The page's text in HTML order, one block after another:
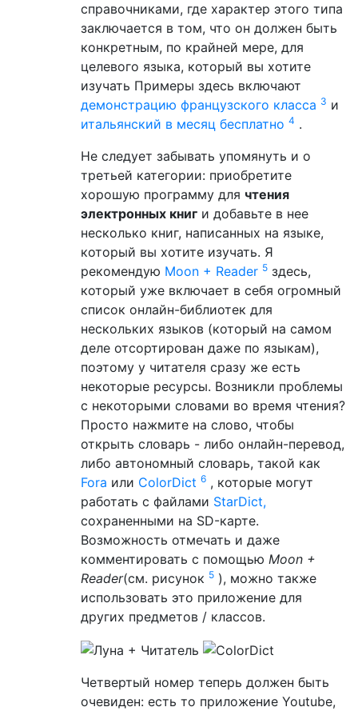
справочниками, где характер этого типа
заключается в том, что он должен быть
конкретным, по крайней мере, для
целевого языка, который вы хотите
изучать Примеры здесь включают
демонстрацию французского класса 3 и
итальянский в месяц бесплатно 4 .
Не следует забывать упомянуть и о
третьей категории: приобретите
хорошую программу для чтения
электронных книг и добавьте в нее
несколько книг, написанных на языке,
который вы хотите изучать. Я
рекомендую Moon + Reader 5 здесь,
который уже включает в себя огромный
список онлайн-библиотек для
нескольких языков (который на самом
деле отсортирован даже по языкам),
поэтому у читателя сразу же есть
некоторые ресурсы. Возникли проблемы
с некоторыми словами во время чтения?
Просто нажмите на слово, чтобы
открыть словарь - либо онлайн-перевод,
либо автономный словарь, такой как
Fora или ColorDict 6 , которые могут
работать с файлами StarDict,
сохраненными на SD-карте.
Возможность отмечать и даже
комментировать с помощью Moon +
Reader(см. рисунок 5 ), можно также
использовать это приложение для
других предметов / классов.
Четвертый номер теперь должен быть
очевиден: есть то приложение Youtube,